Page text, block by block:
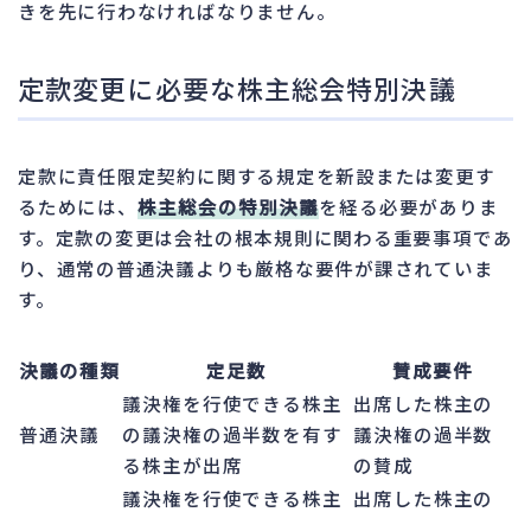
きを先に行わなければなりません。
定款変更に必要な株主総会特別決議
定款に責任限定契約に関する規定を新設または変更す
るためには、 株主総会の特別決議を経る必要がありま
す。定款の変更は会社の根本規則に関わる重要事項であ
り、通常の普通決議よりも厳格な要件が課されていま
す。
決議の種類 定足数 賛成要件
普通決議
議決権を行使できる株主
の議決権の過半数を有す
る株主が出席
出席した株主の
議決権の過半数
の賛成
議決権を行使できる株主 出席した株主の